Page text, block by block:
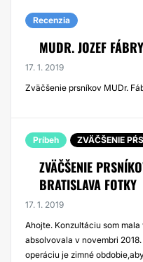
Recenzia
MUDR. JOZEF FÁBRY
17. 1. 2019
Zväčšenie prsníkov MUDr.
Príbeh ZVÄČŠENIE PŔS
ZVÄČŠENIE
BRATISLAVA FOTKY
17. 1. 2019
Ahojte. Konzultáciu som
absolvovala v novembri
operáciu je zimné